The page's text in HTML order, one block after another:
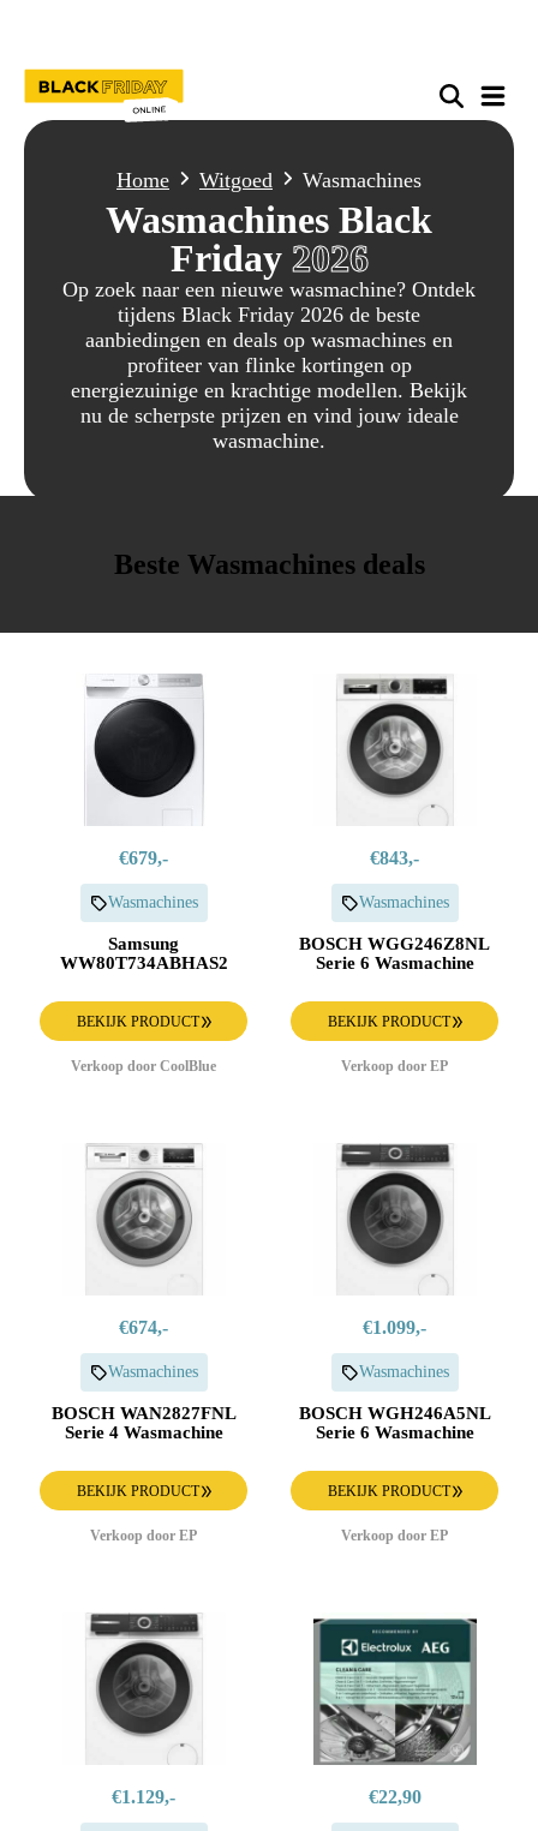
Home Witgoed Wasmachines
Wasmachines Black
Friday 2026
Op zoek naar een nieuwe wasmachine? Ontdek
tijdens Black Friday 2026 de beste
aanbiedingen en deals op wasmachines en
profiteer van flinke kortingen op
energiezuinige en krachtige modellen. Bekijk
nu de scherpste prijzen en vind jouw ideale
wasmachine.
Beste Wasmachines deals
€679,-
Wasmachines
Samsung
WW80T734ABHAS2
BEKIJK PRODUCT
Verkoop door CoolBlue
€843,-
Wasmachines
BOSCH WGG246Z8NL
Serie 6 Wasmachine
BEKIJK PRODUCT
Verkoop door EP
€674,-
Wasmachines
BOSCH WAN2827FNL
Serie 4 Wasmachine
BEKIJK PRODUCT
Verkoop door EP
€1.099,-
Wasmachines
BOSCH WGH246A5NL
Serie 6 Wasmachine
BEKIJK PRODUCT
Verkoop door EP
€1.129,- €22,90